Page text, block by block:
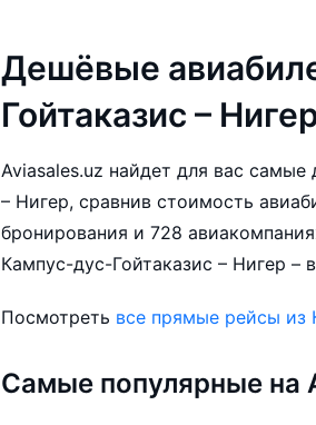
Дешёвые
Гойтаказис –
Aviasales.uz найдет для вас
– Нигер, сравнив стоимость
бронирования и 728
Кампус-дус-Гойтаказис – Нигер –
Посмотреть все прямые рейсы из
Самые популярные на